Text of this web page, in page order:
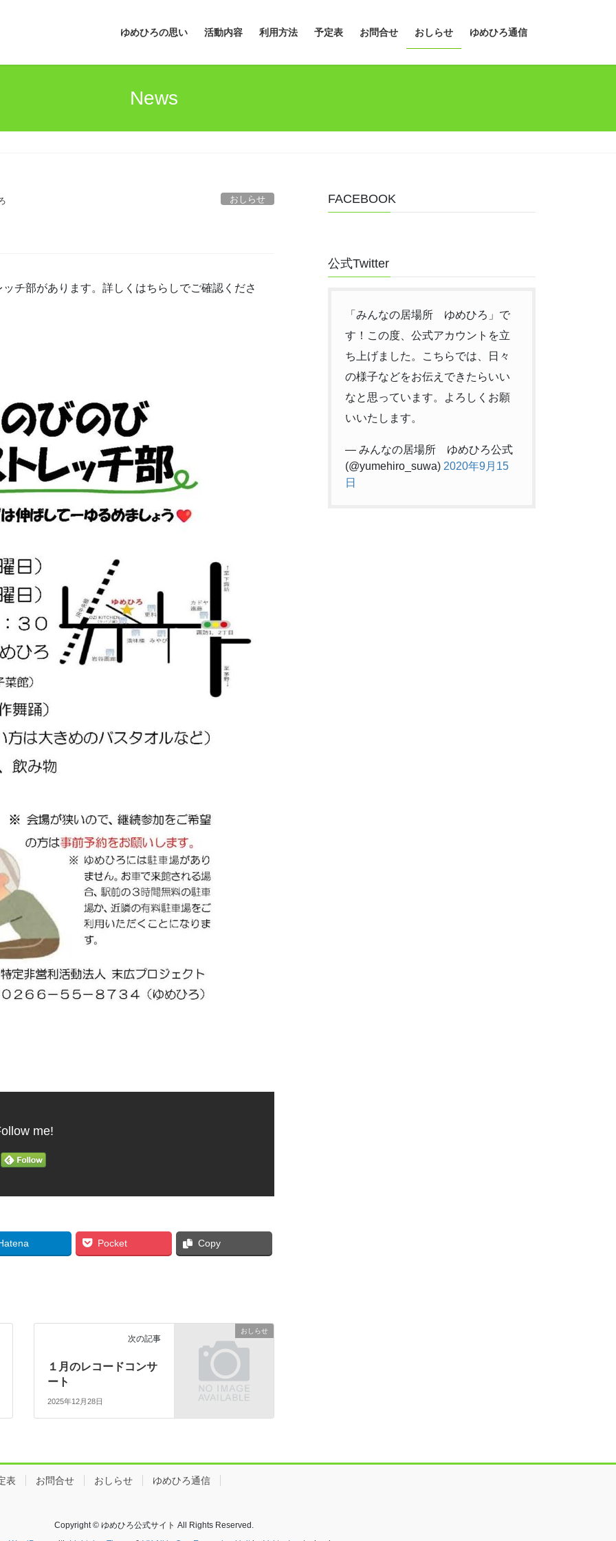
ゆめひろの思い 活動内容 利用方法 予定表 お問合せ おしらせ ゆめひろ通信
News
おしらせ
チ部があります。詳しくはちらしでご確認くださ
me!
Pocket Copy
おしらせ
次の記事
１月のレコードコンサ
ート
2025年12月28日
FACEBOOK
公式Twitter
「みんなの居場所 ゆめひろ」で
す！この度、公式アカウントを立
ち上げました。こちらでは、日々
の様子などをお伝えできたらいい
なと思っています。よろしくお願
いいたします。
— みんなの居場所 ゆめひろ公式
(@yumehiro_suwa) 2020年9月15
日
表 お問合せ おしらせ ゆめひろ通信
Copyright © ゆめひろ公式サイト All Rights Reserved.